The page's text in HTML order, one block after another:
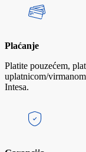
Plaćanje
Platite pouzećem,
uplatnicom/
Intesa.